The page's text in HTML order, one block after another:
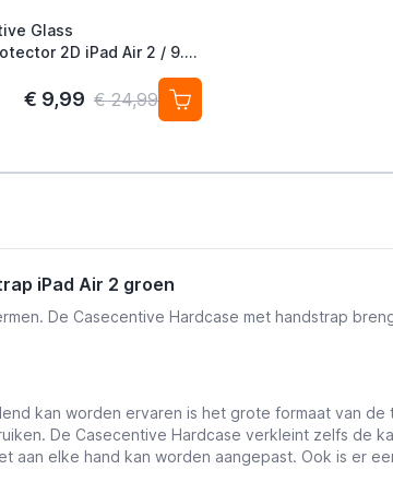
Glass
2D iPad Air 2 / 9.7
€ 9,99 € 24,99
iPad Air 2 groen
De Casecentive Hardcase met handstrap
kan worden ervaren is het grote formaat van
De Casecentive Hardcase verkleint zelfs de
aan elke hand kan worden aangepast. Ook is er